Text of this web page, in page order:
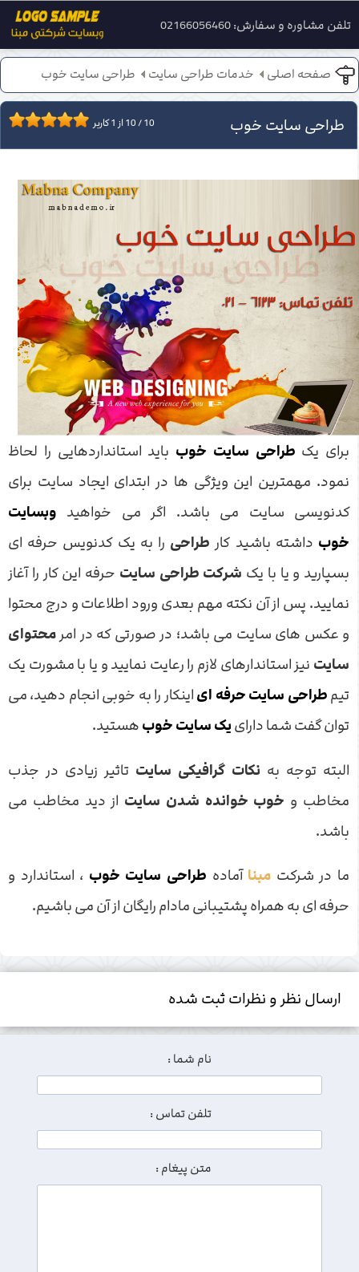
صفحه اصلی خدمات طراحی سایت طراحی سایت خوب
طراحی سایت خوب 10/10 از 1کاربر
برای یک طراحی سایت خوب باید استانداردهایی را لحاظ
نمود. مهمترین این ویژگی ها در ابتدای ایجاد سایت برای
کدنویسی سایت می باشد. اگر می خواهید وبسایت
خوب داشته باشید کار طراحی را به یک کدنویس حرفه ای
بسپارید و یا با یک شرکت طراحی سایت حرفه این کار را آغاز
نمایید. پس از آن نکته مهم بعدی ورود اطلاعات و درج محتوا
و عکس های سایت می باشد؛ در صورتی که در امرمحتوای
سایت نیز استاندارهای لازم را رعایت نمایید و یا با مشورت یک
تیمطراحی سایت حرفه ایاینکار را به خوبی انجام دهید، می
توان گفت شما داراییک سایت خوبهستید.
البته توجه به نکات گرافیکی سایت تاثیر زیادی در جذب
مخاطب و خوب خوانده شدن سایت از دید مخاطب می
باشد.
ما در شرکت مبنا آماده طراحی سایت خوب ، استاندارد و
حرفه ای به همراه پشتیبانی مادام رایگان از آن می باشیم.
ارسال نظر و نظرات ثبت شده
نام شما :
تلفن تماس :
متن پیغام :
تلفن مشاوره و سفارش: 02166056460